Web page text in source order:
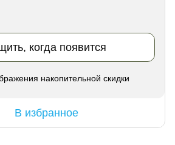
когда появится
накопительной скидки
В избранное